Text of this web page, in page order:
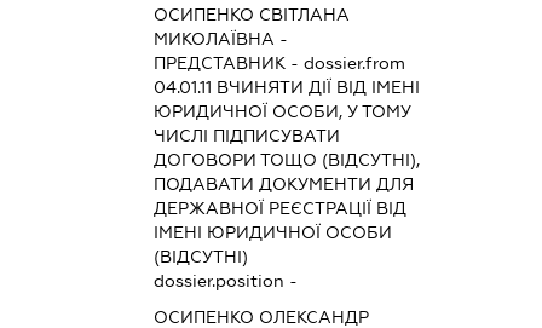
ОСИПЕНКО СВІТЛАНА
МИКОЛАЇВНА -
ПРЕДСТАВНИК - dossier.from
04.01.11 ВЧИНЯТИ ДІЇ ВІД ІМЕНІ
ЮРИДИЧНОЇ ОСОБИ, У ТОМУ
ЧИСЛІ ПІДПИСУВАТИ
ДОГОВОРИ ТОЩО (ВІДСУТНІ),
ПОДАВАТИ ДОКУМЕНТИ ДЛЯ
ДЕРЖАВНОЇ РЕЄСТРАЦІЇ ВІД
ІМЕНІ ЮРИДИЧНОЇ ОСОБИ
(ВІДСУТНІ)
dossier.position -
ОСИПЕНКО ОЛЕКСАНДР